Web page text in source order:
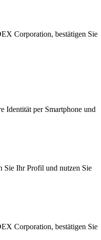
Corporation, bestätigen Sie
Identität per Smartphone und
Sie Ihr Profil und nutzen Sie
Corporation, bestätigen Sie